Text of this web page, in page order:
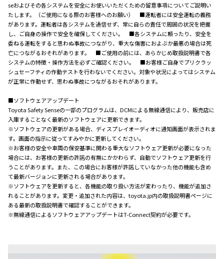
seおよびその各システムを安全にお使いいただくための留意事項についてご説明い
たします。（ご使用になる際のお客様へのお願い） ■運転者には安全運転の義務
があります。運転者は各システムを過信せず、常に自らの責任で周囲の状況を把握
し、ご自身の操作で安全を確保してください。 ■各システムに頼ったり、安全を
委ねる運転をすると思わぬ事故につながり、重大な傷害におよぶか最悪の場合は死
亡につながるおそれがあります。 ■ご使用の前には、あらかじめ取扱説明書で各
システムの特徴・操作方法を必ずご確認ください。 ■お客様ご自身でプリクラッ
シュセーフティの作動テストを行わないでください。対象や状況によってはシステム
が正常に作動せず、思わぬ事故につながるおそれがあります。
■ソフトウェアアップデート
Toyota Safety Senseの一部のプログラムは、DCMによる無線通信により、販売店に
入庫することなく最新のソフトウェアに更新できます。
※ソフトウェアの更新がある場合、ディスプレイオーディオに通知画面が表示されま
す。画面の指示に従ってすみやかに更新してください。
※お客様の安全や車両の保安基準に関わる重大なソフトウェア更新が必要になった
場合には、お客様の更新の許諾の有無にかかわらず、自動でソフトウェア更新を行
うことがあります。また、この場合にお客様が許諾していなかった他の機能も含め
て最新バージョンに更新される場合があります。
※ソフトウェアを更新すると、各機能の取り扱い方法が変わったり、機能が追加さ
れることがあります。変更・追加された内容は、toyota.jp内の取扱説明書ページに
ある最新の取扱説明書で確認することができます。
※無線通信によるソフトウェアアップデートはT-Connect契約が必要です。